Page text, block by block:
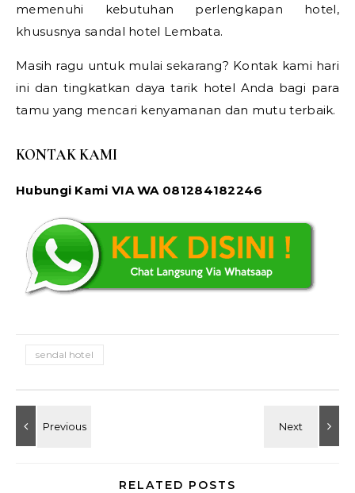
memenuhi kebutuhan perlengkapan hotel,
khususnya sandal hotel Lembata.
Masih ragu untuk mulai sekarang? Kontak kami hari
ini dan tingkatkan daya tarik hotel Anda bagi para
tamu yang mencari kenyamanan dan mutu terbaik.
KONTAK KAMI
Hubungi Kami VIA WA 081284182246
sendal hotel
RELATED POSTS